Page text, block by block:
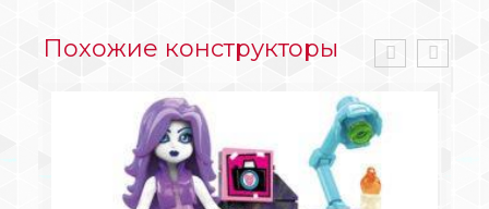
Похожие конструкторы